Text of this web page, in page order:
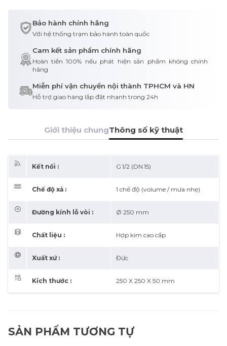
Bảo hành chính hãng
Với hệ thống trạm bảo hành toàn quốc
Cam kết sản phẩm chính hãng
Hoàn tiền 100% nếu phát hiện sản phẩm không chính
hãng
Miễn phí vận chuyển nội thành TPHCM và HN
Hỗ trợ giao hàng lắp đặt nhanh trong 24h
Giới thiệu chungThông số kỹ thuật
Kết nối : G 1/2 (DN 15)
Chế độ xả : 1 chế độ (volume / mưa nhẹ)
Đường kính lỗ vòi : Ø 250 mm
Chất liệu : Hợp kim cao cấp
Xuất xứ : Đức
Kích thước : 250 X 250 X 50 mm
SẢN PHẨM TƯƠNG TỰ